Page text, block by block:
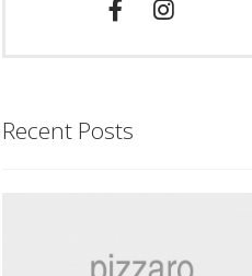
Recent Posts